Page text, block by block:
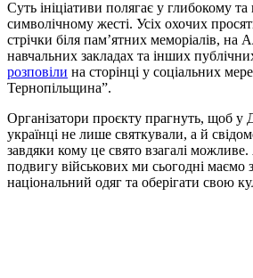
Суть ініціативи полягає у глибокому
символічному жесті. Усіх охочих
стрічки біля пам’ятних меморіалів, на
навчальних закладах та інших
розповіли на сторінці у соціальних
Тернопільщина”.
Організатори проєкту прагнуть, щоб
українці не лише святкували, а й
завдяки кому це свято взагалі
подвигу військових ми сьогодні маємо
національний одяг та оберігати свою